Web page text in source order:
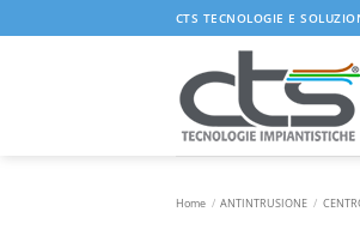
ai
CTS TECNOLOGIE E
Home / ANTINTRUSIONE /